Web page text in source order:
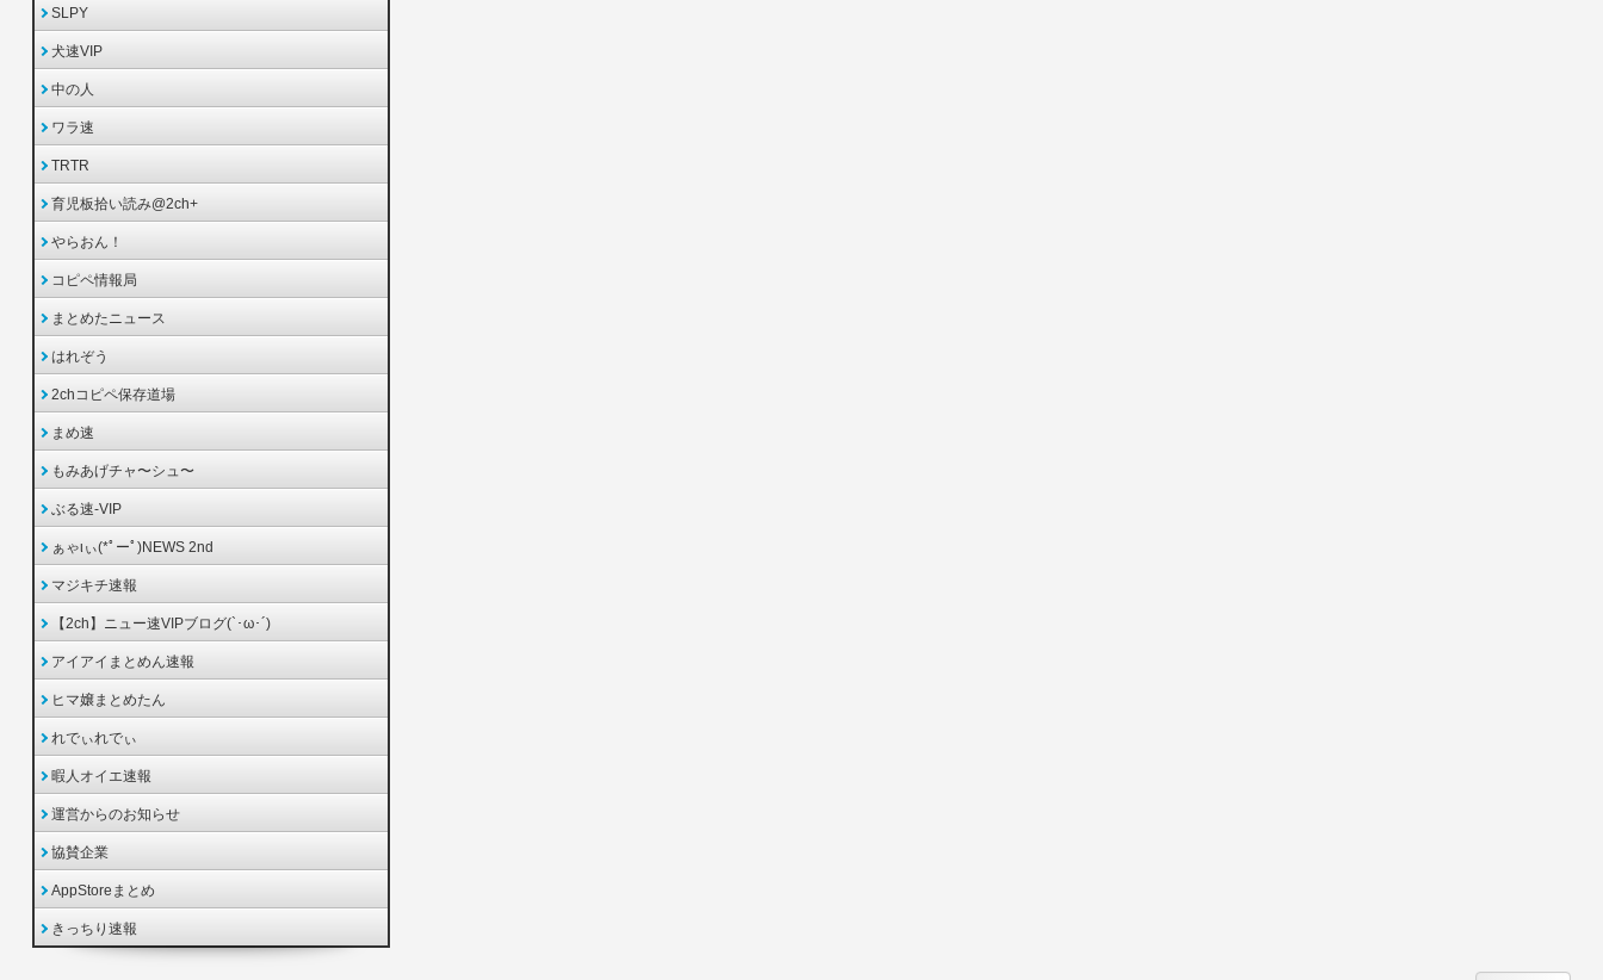
SLPY
犬速VIP
中の人
ワラ速
TRTR
育児板拾い読み@2ch+
やらおん！
コピペ情報局
まとめたニュース
はれぞう
2chコピペ保存道場
まめ速
もみあげチャ〜シュ〜
ぶる速-VIP
ぁゃιぃ(*ﾟーﾟ)NEWS 2nd
マジキチ速報
【2ch】ニュー速VIPブログ(`･ω･´)
アイアイまとめん速報
ヒマ嬢まとめたん
れでぃれでぃ
暇人オイエ速報
運営からのお知らせ
協賛企業
AppStoreまとめ
きっちり速報